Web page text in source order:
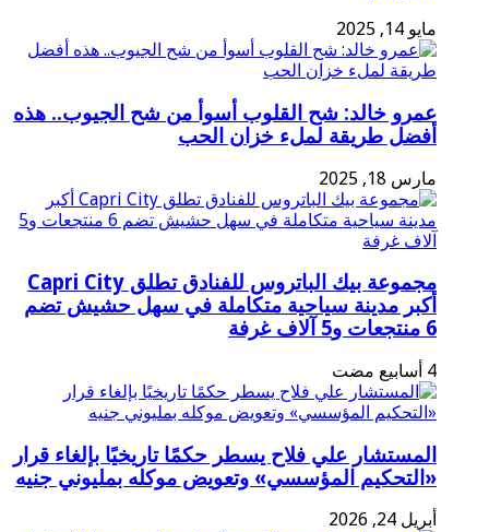
مايو 14, 2025
عمرو خالد: شح القلوب أسوأ من شح الجيوب.. هذه
أفضل طريقة لملء خزان الحب
مارس 18, 2025
مجموعة بيك الباتروس للفنادق تطلق Capri City
أكبر مدينة سياحية متكاملة في سهل حشيش تضم
6 منتجعات و5 آلاف غرفة
المستشار علي فلاح يسطر حكمًا تاريخيًا بإلغاء قرار
«التحكيم المؤسسي» وتعويض موكله بمليوني جنيه
أبريل 24, 2026